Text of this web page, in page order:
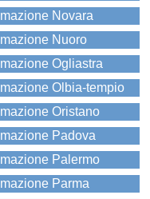
Novara
Nuoro
Ogliastra
Olbia-tempio
Oristano
Padova
Palermo
Parma